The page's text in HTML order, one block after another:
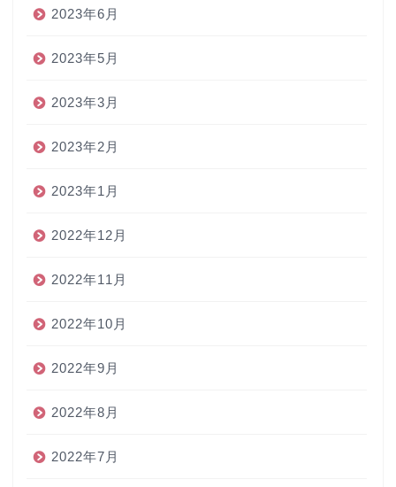
2023年6月
2023年5月
2023年3月
2023年2月
2023年1月
2022年12月
2022年11月
2022年10月
2022年9月
2022年8月
2022年7月